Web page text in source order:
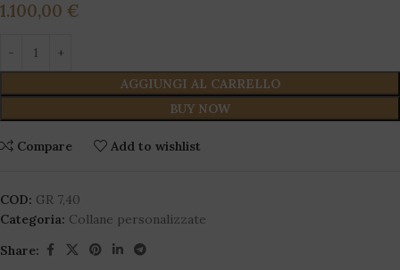
1.100,00 €
AGGIUNGI AL CARRELLO
BUY NOW
Compare Add to wishlist
COD: GR 7,40
Categoria: Collane personalizzate
Share: